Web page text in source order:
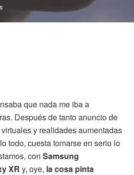
que nada me iba a
Después de tanto anuncio de
y realidades aumentadas
todo, cuesta tomarse en serio lo
con Samsung
XR y, oye, la cosa pinta